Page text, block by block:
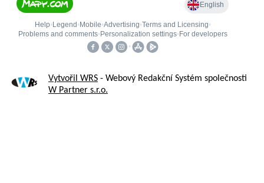
Vytvořil WRS - Webový Redakční Systém společnosti
W Partner s.r.o.